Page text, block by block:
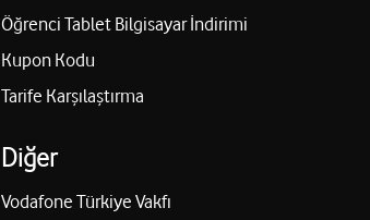
Öğrenci Tablet Bilgisayar İndirimi
Kupon Kodu
Tarife Karşılaştırma
Diğer
Vodafone Türkiye Vakfı